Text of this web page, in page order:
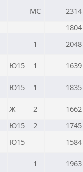
МС
2314
1804
1 2048
Ю15 1 1639
Ю15 1 1835
Ж 2
1662
Ю15 2
1745
Ю15 1584
1
1963